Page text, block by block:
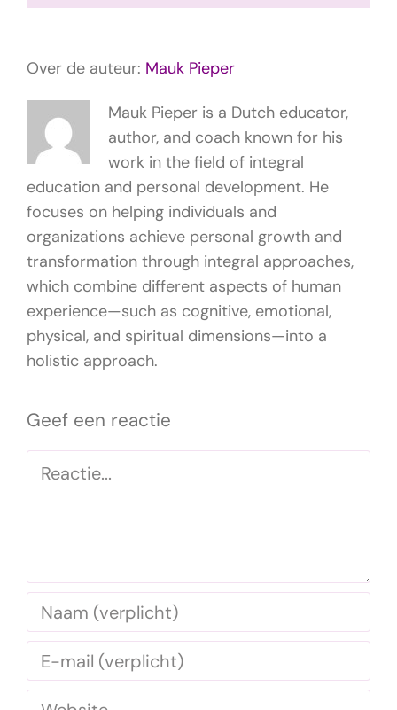
Over de auteur: Mauk Pieper
Mauk Pieper is a Dutch educator,
author, and coach known for his
work in the field of integral
education and personal development. He
focuses on helping individuals and
organizations achieve personal growth and
transformation through integral approaches,
which combine different aspects of human
experience—such as cognitive, emotional,
physical, and spiritual dimensions—into a
holistic approach.
Geef een reactie
Reactie